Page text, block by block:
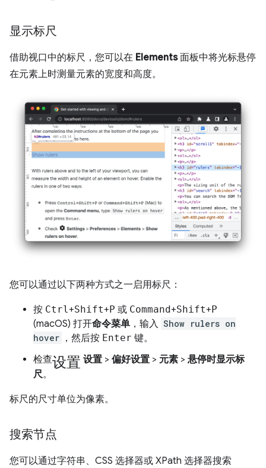
显示标尺
借助视口中的标尺，您可以在 Elements面板中将光标悬停
在元素上时测量元素的宽度和高度。
您可以通过以下两种方式之一启用标尺：
按 Ctrl+Shift+ P 或 Command+Shift+ P
(macOS) 打开命令菜单 ，输入 Show rulers on
hover ，然后按 Enter 键。
检查设置 设置 > 偏好设置 > 元素 > 悬停时显示标
尺。
标尺的尺寸单位为像素。
搜索节点
您可以通过字符串、CSS 选择器或 XPath 选择器搜索